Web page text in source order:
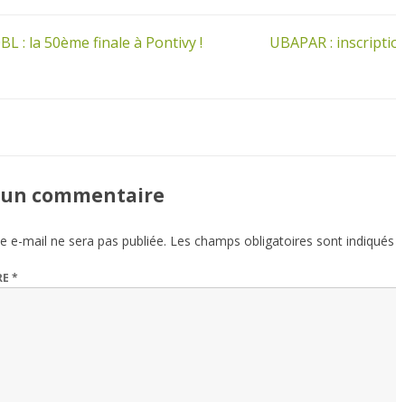
: la 50ème finale à Pontivy !
UBAPAR :
commentaire
e-mail ne sera pas publiée. Les champs obligatoires sont
*